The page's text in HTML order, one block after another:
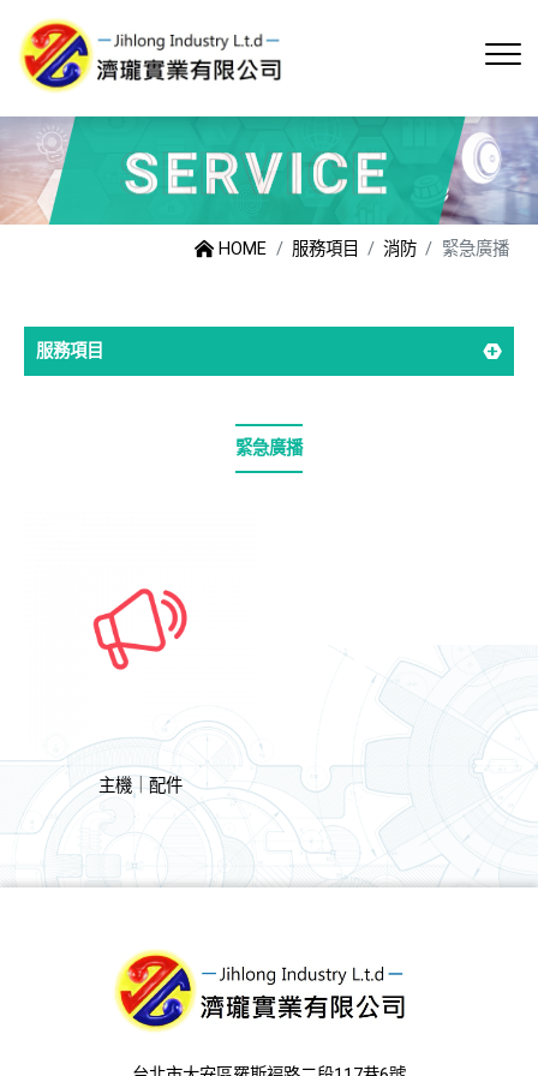
HOME 服務項目 消防 緊急廣播
服務項目
緊急廣播
主機｜配件